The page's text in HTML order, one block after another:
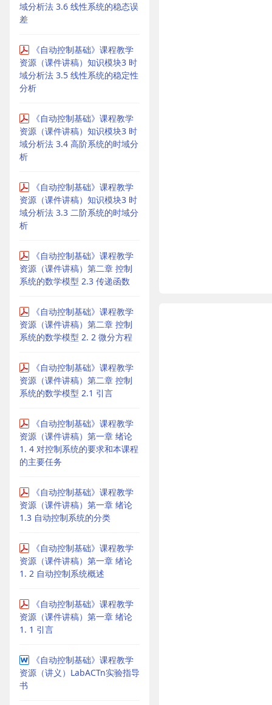
域分析法 3.6 线性系统的稳态误
差
《自动控制基础》课程教学
资源（课件讲稿）知识模块3 时
域分析法 3.5 线性系统的稳定性
分析
《自动控制基础》课程教学
资源（课件讲稿）知识模块3 时
域分析法 3.4 高阶系统的时域分
析
《自动控制基础》课程教学
资源（课件讲稿）知识模块3 时
域分析法 3.3 二阶系统的时域分
析
《自动控制基础》课程教学
资源（课件讲稿）第二章 控制
系统的数学模型 2.3 传递函数
《自动控制基础》课程教学
资源（课件讲稿）第二章 控制
系统的数学模型 2. 2 微分方程
《自动控制基础》课程教学
资源（课件讲稿）第二章 控制
系统的数学模型 2.1 引言
《自动控制基础》课程教学
资源（课件讲稿）第一章 绪论
1. 4 对控制系统的要求和本课程
的主要任务
《自动控制基础》课程教学
资源（课件讲稿）第一章 绪论
1.3 自动控制系统的分类
《自动控制基础》课程教学
资源（课件讲稿）第一章 绪论
1. 2 自动控制系统概述
《自动控制基础》课程教学
资源（课件讲稿）第一章 绪论
1. 1 引言
《自动控制基础》课程教学
资源（讲义）LabACTn实验指导
书